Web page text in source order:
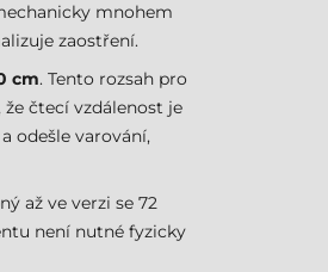
mnohem
zaostření.
cm. Tento rozsah pro
čtecí vzdálenost je
odešle varování,
až ve verzi se 72
není nutné fyzicky